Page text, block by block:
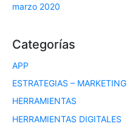
marzo 2020
Categorías
APP
ESTRATEGIAS – MARKETING
HERRAMIENTAS
HERRAMIENTAS DIGITALES